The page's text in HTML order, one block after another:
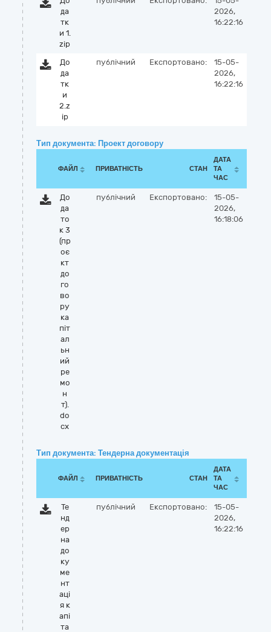
да
тк
и 1.
zip
2026,
16:22:16
До
да
тк
и
2.z
ip
публічний Експортовано:
15-05-
2026,
16:22:16
Тип документа: Проект договору
ФАЙЛ ПРИВАТНІСТЬ СТАН
ДАТА
ТА
ЧАС
До
да
то
к 3
(пр
оє
кт
до
го
во
ру
ка
піт
ал
ьн
ий
ре
мо
н
т).
do
cx
публічний Експортовано:
15-05-
2026,
16:18:06
Тип документа: Тендерна документація
ФАЙЛ ПРИВАТНІСТЬ СТАН
ДАТА
ТА
ЧАС
Те
нд
ер
на
до
ку
ме
нт
аці
я к
апі
та
публічний Експортовано:
15-05-
2026,
16:22:16